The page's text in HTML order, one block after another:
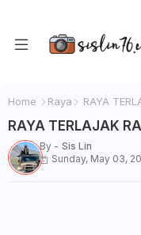
Home Raya RAYA
RAYA TERLAJAK
By - Sis Lin
Sunday, May 03,